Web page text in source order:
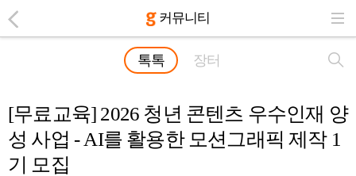
커뮤니티
톡톡 장터
[무료교육] 2026 청년 콘텐츠 우수인재 양
성 사업 - AI를 활용한 모션그래픽 제작 1
기 모집